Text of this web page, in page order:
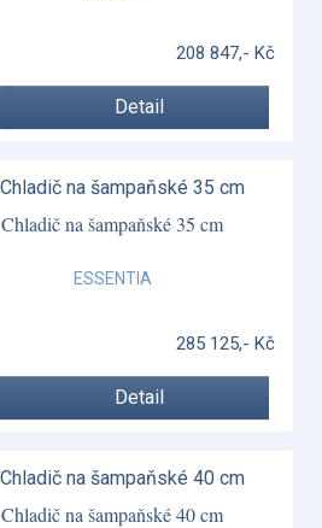
208 847,- Kč
Detail
Chladič na šampaňské 35 cm
ESSENTIA
285 125,- Kč
Detail
Chladič na šampaňské 40 cm